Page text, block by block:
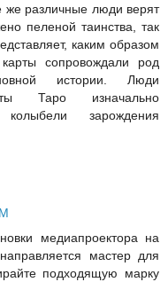
же различные люди верят
пеленой таинства, так
каким образом
сопровождали род
истории. Люди
Таро изначально
зарождения
медиапроектора на
мастер для
подходящую марку